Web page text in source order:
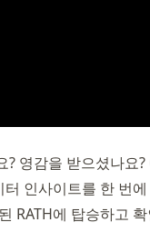
? 영감을 받으셨나요
터 인사이트를 한 번
RATH에 탑승하고